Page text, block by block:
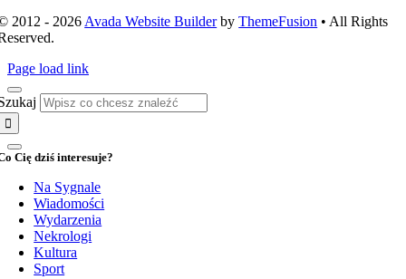
2012 - 2026 Avada Website BuilderbyThemeFusion • All Rights
Page load link
Cię dziś interesuje?
Na Sygnale
Wiadomości
Wydarzenia
Nekrologi
Kultura
Sport